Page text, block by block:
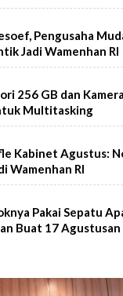
Pengusaha
Jadi Wamenhan RI
256 GB dan
Multitasking
Kabinet Agustus:
Wamenhan RI
Pakai Sepatu
Buat 17 Agustusan